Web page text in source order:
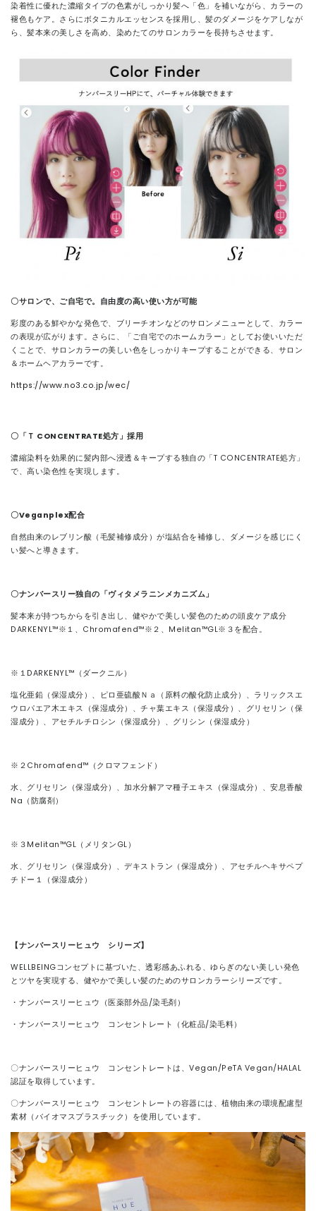
染着性に優れた濃縮タイプの色素がしっかり髪へ「色」を補いながら、カラーの
褪色もケア。さらにボタニカルエッセンスを採用し、髪のダメージをケアしなが
ら、髪本来の美しさを高め、染めたてのサロンカラーを長持ちさせます。
〇サロンで、ご自宅で。自由度の高い使い方が可能
彩度のある鮮やかな発色で、ブリーチオンなどのサロンメニューとして、カラー
の表現が広がります。さらに、「ご自宅でのホームカラー」としてお使いいただ
くことで、サロンカラーの美しい色をしっかりキープすることができる、サロン
＆ホームヘアカラーです。
https://www.no3.co.jp/wec/
〇「Ｔ CONCENTRATE処方」採用
濃縮染料を効果的に髪内部へ浸透＆キープする独自の「T CONCENTRATE処方」
で、高い染色性を実現します。
〇Veganplex配合
自然由来のレブリン酸（毛髪補修成分）が塩結合を補修し、ダメージを感じにく
い髪へと導きます。
〇ナンバースリー独自の「ヴィタメラニンメカニズム」
髪本来が持つちからを引き出し、健やかで美しい髪色のための頭皮ケア成分
DARKENYL™️※１、Chromafend™️※２、Melitan™️GL※３を配合。
※１DARKENYL™️（ダークニル）
塩化亜鉛（保湿成分）、ピロ亜硫酸Ｎａ（原料の酸化防止成分）、ラリックスエ
ウロパエア木エキス（保湿成分）、チャ葉エキス（保湿成分）、グリセリン（保
湿成分）、アセチルチロシン（保湿成分）、グリシン（保湿成分）
※２Chromafend™️（クロマフェンド）
水、グリセリン（保湿成分）、加水分解アマ種子エキス（保湿成分）、安息香酸
Na（防腐剤）
※３Melitan™️GL（メリタンGL）
水、グリセリン（保湿成分）、デキストラン（保湿成分）、アセチルヘキサペプ
チドー１（保湿成分）
【ナンバースリーヒュウ シリーズ】
WELLBEINGコンセプトに基づいた、透彩感あふれる、ゆらぎのない美しい発色
とツヤを実現する、健やかで美しい髪のためのサロンカラーシリーズです。
・ナンバースリーヒュウ（医薬部外品/染毛剤）
・ナンバースリーヒュウ コンセントレート（化粧品/染毛料）
〇ナンバースリーヒュウ コンセントレートは、Vegan/PeTA Vegan/HALAL
認証を取得しています。
〇ナンバースリーヒュウ コンセントレートの容器には、植物由来の環境配慮型
素材（バイオマスプラスチック）を使用しています。